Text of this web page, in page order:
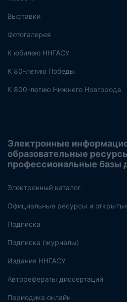
Выставки
Фотогалерея
К юбилею ННГАСУ
К 80-летию Победы
К 800-летию Нижнего Новгорода
Электронные
образовательные
профессиональные базы
Электронный каталог
Официальные ресурсы и
Подписка
Подписка (журналы)
Издания ННГАСУ
Авторефераты диссертаций
Периодика онлайн